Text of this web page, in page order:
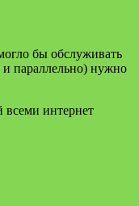
бы обслуживать
и параллельно) нужно
интернет